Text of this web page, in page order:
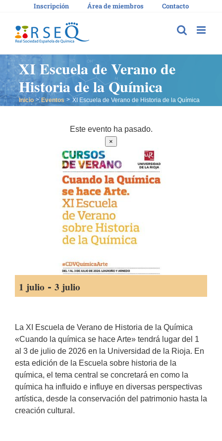
contenido
Inscripción Área de miembros Contacto
XI Escuela de Verano de
Historia de la Química
Inicio Eventos XI Escuela de Verano de Historia de la Química
Este evento ha pasado.
×
1 julio - 3 julio
La XI Escuela de Verano de Historia de la Química
«Cuando la química se hace Arte» tendrá lugar del 1
al 3 de julio de 2026 en la Universidad de la Rioja. En
esta edición de la Escuela sobre historia de la
química, el tema central se concretará en como la
química ha influido e influye en diversas perspectivas
artística, desde la conservación del patrimonio hasta la
creación cultural.